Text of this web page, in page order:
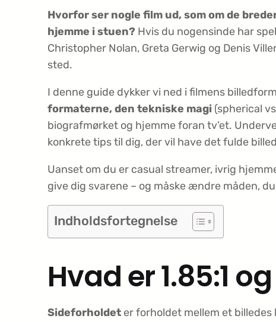
Hvorfor ser nogle film ud, som om de
hjemme i stuen? Hvis du nogensinde har
Christopher Nolan, Greta Gerwig og Denis
sted.
I denne guide dykker vi ned i filmens
formaterne, den tekniske magi (spherical
biografmørket og hjemme foran tv’et.
konkrete tips til dig, der vil have det fulde
Uanset om du er casual streamer, ivrig
give dig svarene – og måske ændre måden,
Indholdsfortegnelse
Hvad er 1.85:1
Sideforholdet er forholdet mellem et